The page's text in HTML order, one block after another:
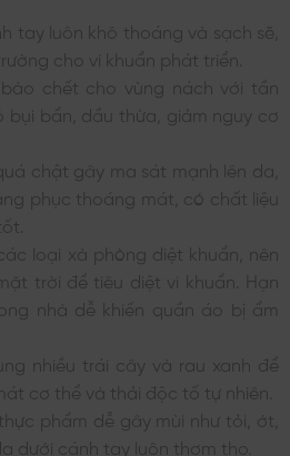
tay luôn khô thoáng và sạch sẽ,
cho vi khuẩn phát triển.
chết cho vùng nách với tần
bụi bẩn, dầu thừa, giảm nguy cơ
chật gây ma sát mạnh lên da,
phục thoáng mát, có chất liệu
loại xà phòng diệt khuẩn, nên
trời để tiêu diệt vi khuẩn. Hạn
nhà dễ khiến quần áo bị ẩm
nhiều trái cây và rau xanh để
cơ thể và thải độc tố tự nhiên.
phẩm dễ gây mùi như tỏi, ớt,
dưới cánh tay luôn thơm tho.